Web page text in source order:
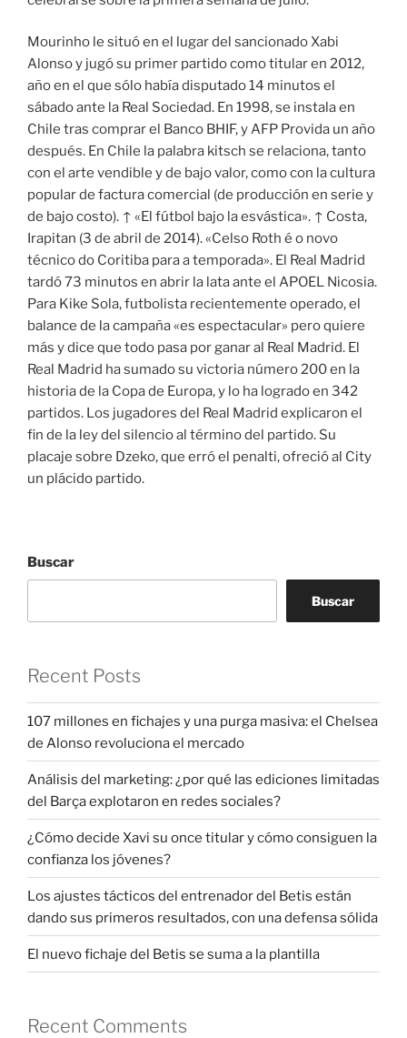
Mourinho le situó en el lugar del sancionado Xabi
Alonso y jugó su primer partido como titular en 2012,
año en el que sólo había disputado 14 minutos el
sábado ante la Real Sociedad. En 1998, se instala en
Chile tras comprar el Banco BHIF, y AFP Provida un año
después. En Chile la palabra kitsch se relaciona, tanto
con el arte vendible y de bajo valor, como con la cultura
popular de factura comercial (de producción en serie y
de bajo costo). ↑ «El fútbol bajo la esvástica». ↑ Costa,
Irapitan (3 de abril de 2014). «Celso Roth é o novo
técnico do Coritiba para a temporada». El Real Madrid
tardó 73 minutos en abrir la lata ante el APOEL Nicosia.
Para Kike Sola, futbolista recientemente operado, el
balance de la campaña «es espectacular» pero quiere
más y dice que todo pasa por ganar al Real Madrid. El
Real Madrid ha sumado su victoria número 200 en la
historia de la Copa de Europa, y lo ha logrado en 342
partidos. Los jugadores del Real Madrid explicaron el
fin de la ley del silencio al término del partido. Su
placaje sobre Dzeko, que erró el penalti, ofreció al City
un plácido partido.
Buscar
Buscar
Recent Posts
107 millones en fichajes y una purga masiva: el Chelsea
de Alonso revoluciona el mercado
Análisis del marketing: ¿por qué las ediciones limitadas
del Barça explotaron en redes sociales?
¿Cómo decide Xavi su once titular y cómo consiguen la
confianza los jóvenes?
Los ajustes tácticos del entrenador del Betis están
dando sus primeros resultados, con una defensa sólida
El nuevo fichaje del Betis se suma a la plantilla
Recent Comments